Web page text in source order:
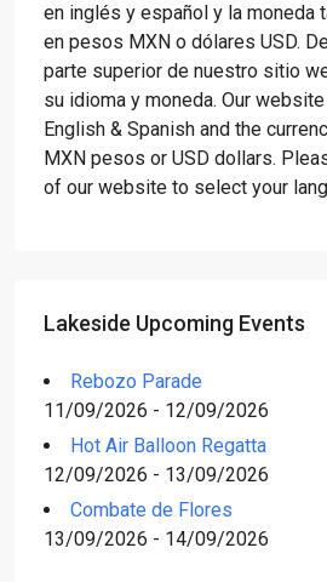
en inglés y español y la moneda
en pesos MXN o dólares USD.
parte superior de nuestro sitio
su idioma y moneda. Our
English & Spanish and the
MXN pesos or USD dollars.
of our website to select your
Lakeside Upcoming Events
Rebozo Parade
11/09/2026 - 12/09/2026
Hot Air Balloon Regatta
12/09/2026 - 13/09/2026
Combate de Flores
13/09/2026 - 14/09/2026